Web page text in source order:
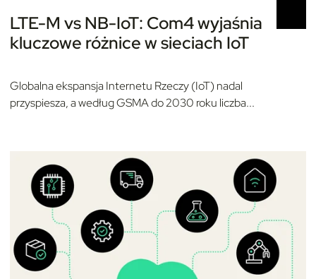
LTE-M vs NB-IoT: Com4 wyjaśnia
kluczowe różnice w sieciach IoT
Globalna ekspansja Internetu Rzeczy (IoT) nadal
przyspiesza, a według GSMA do 2030 roku liczba...